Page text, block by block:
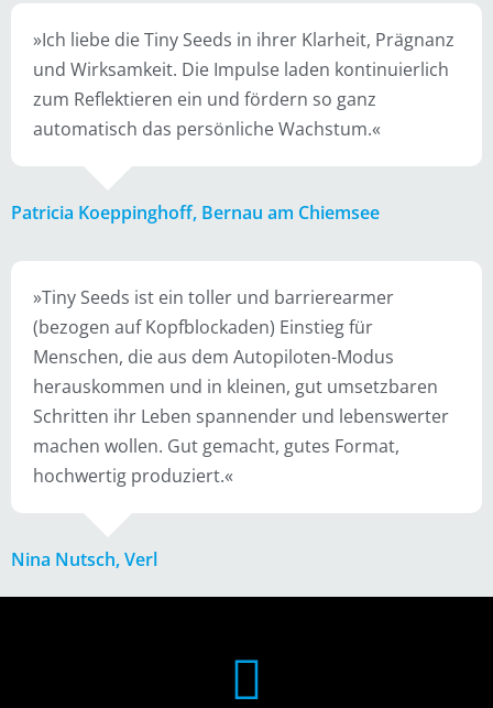
»Ich liebe die Tiny Seeds in ihrer Klarheit, Prägnanz
und Wirksamkeit. Die Impulse laden kontinuierlich
zum Reflektieren ein und fördern so ganz
automatisch das persönliche Wachstum.«
Patricia Koeppinghoff, Bernau am Chiemsee
»Tiny Seeds ist ein toller und barrierearmer
(bezogen auf Kopfblockaden) Einstieg für
Menschen, die aus dem Autopiloten-Modus
herauskommen und in kleinen, gut umsetzbaren
Schritten ihr Leben spannender und lebenswerter
machen wollen. Gut gemacht, gutes Format,
hochwertig produziert.«
Nina Nutsch, Verl